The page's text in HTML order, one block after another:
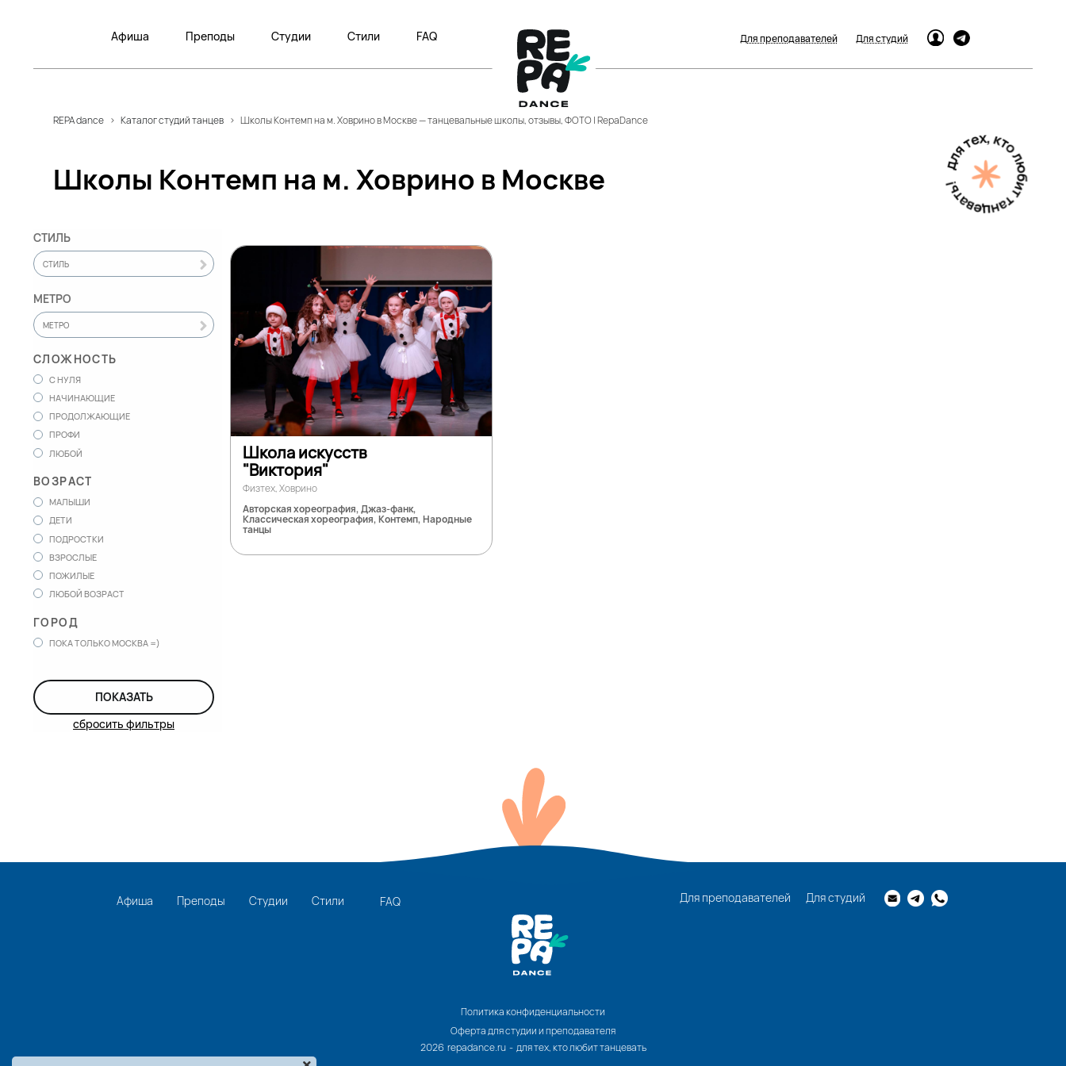
Афиша Преподы Студии Стили FAQ Для преподавателей Для студий
REPA dance > Каталог студий танцев > Школы Контемп на м. Ховрино в Москве — танцевальные школы, отзывы, ФОТО | RepaDance
Школы Контемп на м. Ховрино в Москве
СТИЛЬ
СТИЛЬ
МЕТРО
МЕТРО
СЛОЖНОСТЬ
С НУЛЯ
НАЧИНАЮЩИЕ
ПРОДОЛЖАЮЩИЕ
ПРОФИ
ЛЮБОЙ
ВОЗРАСТ
МАЛЫШИ
ДЕТИ
ПОДРОСТКИ
ВЗРОСЛЫЕ
ПОЖИЛЫЕ
ЛЮБОЙ ВОЗРАСТ
ГОРОД
ПОКА ТОЛЬКО МОСКВА =)
ПОКАЗАТЬ
сбросить фильтры
Школа искусств
"Виктория"
Физтех, Ховрино
Авторская хореография, Джаз-фанк,
Классическая хореография, Контемп, Народные
танцы
Афиша Преподы Студии Стили FAQ Для преподавателей Для студий
Политика конфиденциальности
Оферта для студии и преподавателя
2026 repadance.ru - для тех, кто любит танцевать